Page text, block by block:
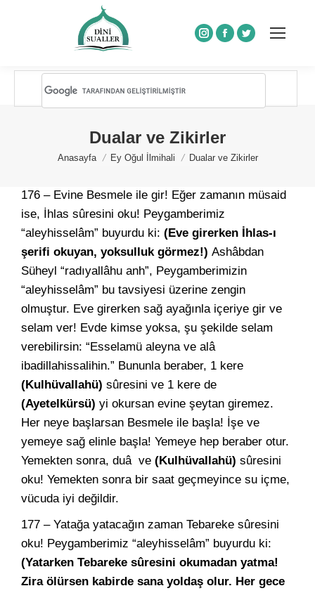
Instagram
Facebook
Twitter
Dualar ve Zikirler
You are here:
Anasayfa Ey Oğul İlmihali Dualar ve Zikirler
176 – Evine Besmele ile gir! Eğer zamanın müsaid
ise, İhlas sûresini oku! Peygamberimiz
“aleyhisselâm” buyurdu ki: (Eve girerken İhlas-ı
şerifi okuyan, yoksulluk görmez!) Ashâbdan
Süheyl “radıyallâhu anh”, Peygamberimizin
“aleyhisselâm” bu tavsiyesi üzerine zengin
olmuştur. Eve girerken sağ ayağınla içeriye gir ve
selam ver! Evde kimse yoksa, şu şekilde selam
verebilirsin: “Esselamü aleyna ve alâ
ibadillahissalihin.” Bununla beraber, 1 kere
(Kulhüvallahü) sûresini ve 1 kere de
(Ayetelkürsü) yi okursan evine şeytan giremez.
Her neye başlarsan Besmele ile başla! İşe ve
yemeye sağ elinle başla! Yemeye hep beraber otur.
Yemekten sonra, duâ ve (Kulhüvallahü) sûresini
oku! Yemekten sonra bir saat geçmeyince su içme,
vücuda iyi değildir.
177 – Yatağa yatacağın zaman Tebareke sûresini
oku! Peygamberimiz “aleyhisselâm” buyurdu ki:
(Yatarken Tebareke sûresini okumadan yatma!
Zira ölürsen kabirde sana yoldaş olur. Her gece